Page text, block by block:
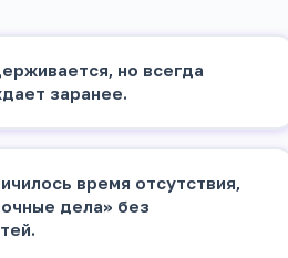
но всегда
заранее.
время отсутствия,
дела» без